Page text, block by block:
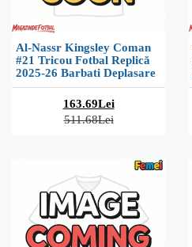
Al-Nassr Kingsley Coman
#21 Tricou Fotbal Replică
2025-26 Barbati Deplasare
163.69Lei
511.68Lei